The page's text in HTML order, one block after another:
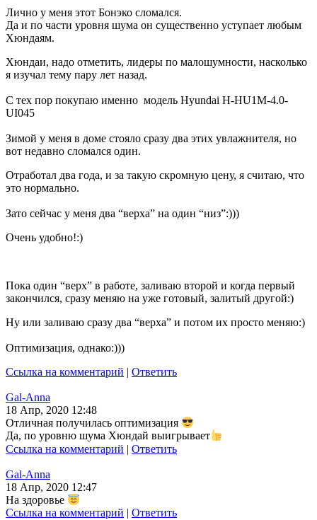
Лично у меня этот Бонэко сломался.
Да и по части уровня шума он существенно уступает любым
Хюндаям.
Хюндаи, надо отметить, лидеры по малошумности, насколько
я изучал тему пару лет назад.
С тех пор покупаю именно модель Hyundai H-HU1M-4.0-
UI045
Зимой у меня в доме стояло сразу два этих увлажнителя, но
вот недавно сломался один.
Отработал два года, и за такую скромную цену, я считаю, что
это нормально.
Зато сейчас у меня два “верха” на один “низ”:)))
Очень удобно!:)
Пока один “верх” в работе, заливаю второй и когда первый
закончился, сразу меняю на уже готовый, залитый другой:)
Ну или заливаю сразу два “верха” и потом их просто меняю:)
Оптимизация, однако:)))
Ссылка на комментарий | Ответить
Gal-Anna
18 Апр, 2020 12:48
Отличная получилась оптимизация
Да, по уровню шума Хюндай выигрывает
Ссылка на комментарий | Ответить
Gal-Anna
18 Апр, 2020 12:47
На здоровье
Ссылка на комментарий | Ответить